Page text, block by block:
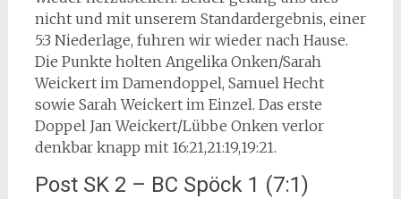
nicht und mit unserem Standardergebnis, einer
5:3 Niederlage, fuhren wir wieder nach Hause.
Die Punkte holten Angelika Onken/Sarah
Weickert im Damendoppel, Samuel Hecht
sowie Sarah Weickert im Einzel. Das erste
Doppel Jan Weickert/Lübbe Onken verlor
denkbar knapp mit 16:21,21:19,19:21.
Post SK 2 – BC Spöck 1 (7:1)